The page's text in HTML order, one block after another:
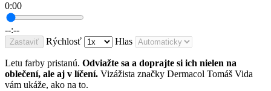
0:00
--:--
Zastaviť Rýchlosť Hlas
Letu farby pristanú. Odviažte sa a doprajte si ich nielen na
oblečení, ale aj v líčení. Vizážista značky Dermacol Tomáš Vida
vám ukáže, ako na to.